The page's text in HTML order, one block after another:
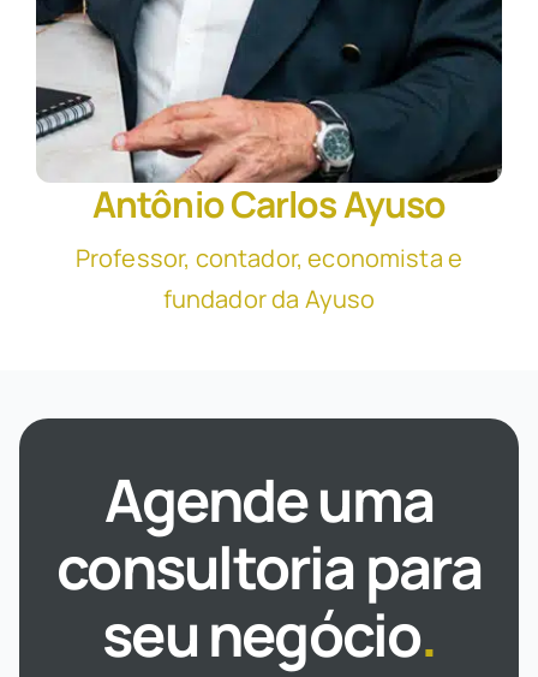
Antônio Carlos Ayuso
Professor, contador, economista e
fundador da Ayuso
Agende uma
consultoria para
seu negócio.